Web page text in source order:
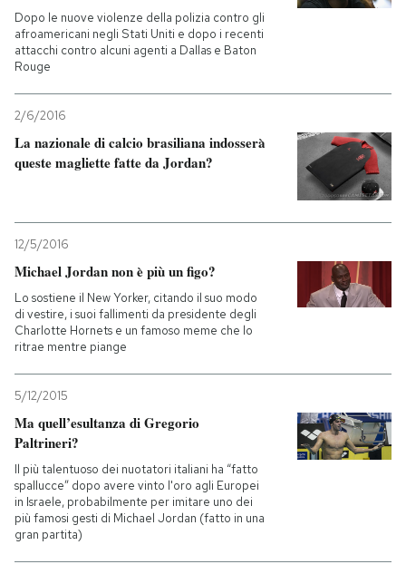
Dopo le nuove violenze della polizia contro gli
afroamericani negli Stati Uniti e dopo i recenti
attacchi contro alcuni agenti a Dallas e Baton
Rouge
2/6/2016
La nazionale di calcio brasiliana indosserà
queste magliette fatte da Jordan?
12/5/2016
Michael Jordan non è più un figo?
Lo sostiene il New Yorker, citando il suo modo
di vestire, i suoi fallimenti da presidente degli
Charlotte Hornets e un famoso meme che lo
ritrae mentre piange
5/12/2015
Ma quell’esultanza di Gregorio
Paltrineri?
Il più talentuoso dei nuotatori italiani ha “fatto
spallucce” dopo avere vinto l'oro agli Europei
in Israele, probabilmente per imitare uno dei
più famosi gesti di Michael Jordan (fatto in una
gran partita)